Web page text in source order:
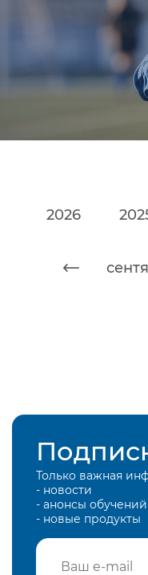
2026
Только важная
- новости
- анонсы
- новые продукты